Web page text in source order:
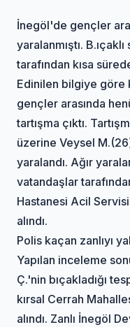
İnegöl'de gençler
yaralanmıştı.
tarafından kısa
Edinilen bilgiye göre
gençler arasında
tartışma çıktı.
üzerine Veysel
yaralandı. Ağır
vatandaşlar
Hastanesi Acil
alındı.
Polis kaçan zanlıyı
Yapılan inceleme
Ç.'nin bıçakladığı
kırsal Cerrah
alındı. Zanlı İnegöl